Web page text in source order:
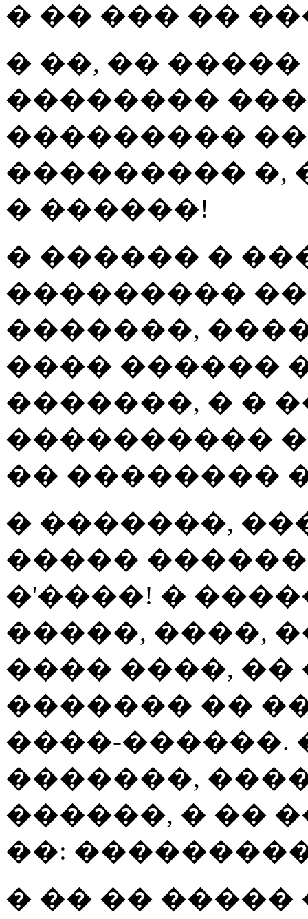
� �� ��� ��
� ��, ��
��������
���������
��������� �,
� ������!
� ������ �
���������
�������,
���� ������
�������, � �
����������
�� ��������
� �������,
�����
�'����! �
�����, ����,
���� ����, ��
������� ��
����-������.
�������,
������, � ��
��:
� �� �� �����